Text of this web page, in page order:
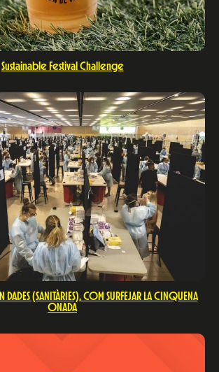
Sustainable Festival Challenge
DADES (SANITÀRIES), COM SURFEJAR LA CINQUENA
ONADA